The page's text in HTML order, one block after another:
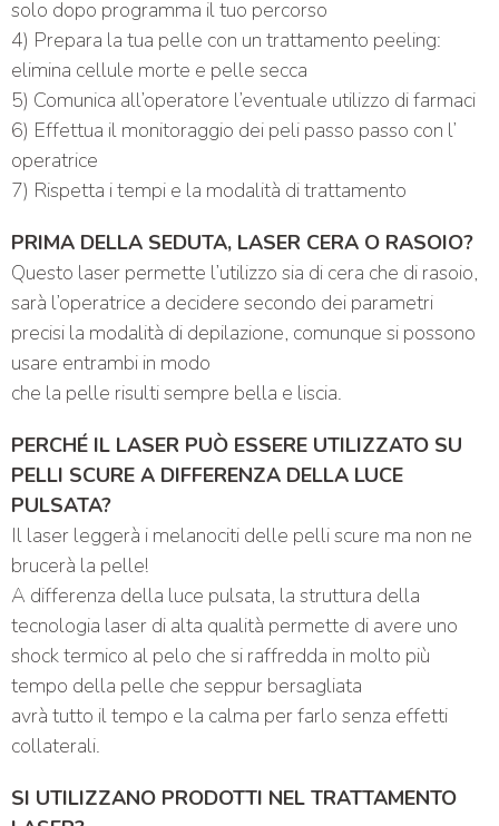
solo dopo programma il tuo percorso
4) Prepara la tua pelle con un trattamento peeling:
elimina cellule morte e pelle secca
5) Comunica all’operatore l’eventuale utilizzo di farmaci
6) Effettua il monitoraggio dei peli passo passo con l’
operatrice
7) Rispetta i tempi e la modalità di trattamento
PRIMA DELLA SEDUTA, LASER CERA O RASOIO?
Questo laser permette l’utilizzo sia di cera che di rasoio,
sarà l’operatrice a decidere secondo dei parametri
precisi la modalità di depilazione, comunque si possono
usare entrambi in modo
che la pelle risulti sempre bella e liscia.
PERCHÉ IL LASER PUÒ ESSERE UTILIZZATO SU
PELLI SCURE A DIFFERENZA DELLA LUCE
PULSATA?
Il laser leggerà i melanociti delle pelli scure ma non ne
brucerà la pelle!
A differenza della luce pulsata, la struttura della
tecnologia laser di alta qualità permette di avere uno
shock termico al pelo che si raffredda in molto più
tempo della pelle che seppur bersagliata
avrà tutto il tempo e la calma per farlo senza effetti
collaterali.
SI UTILIZZANO PRODOTTI NEL TRATTAMENTO